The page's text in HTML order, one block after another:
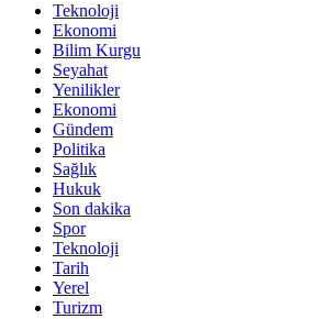
Teknoloji
Ekonomi
Bilim Kurgu
Seyahat
Yenilikler
Ekonomi
Gündem
Politika
Sağlık
Hukuk
Son dakika
Spor
Teknoloji
Tarih
Yerel
Turizm